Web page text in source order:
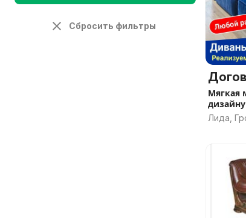
Сбросить фильтры
Мягкая
Лида,